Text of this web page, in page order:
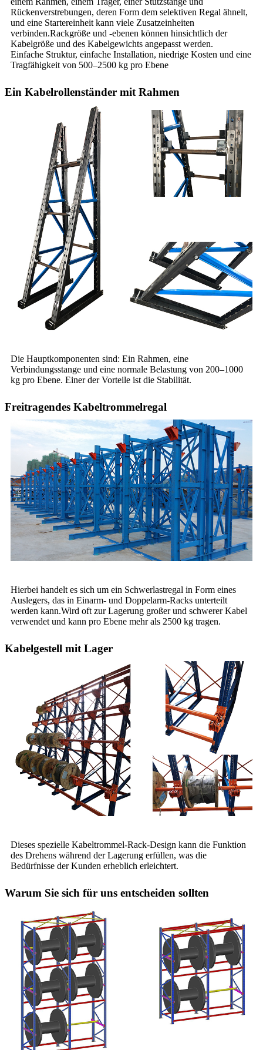
Rückenverstrebungen, deren Form dem selektiven Regal ähnelt,
und eine Startereinheit kann viele Zusatzeinheiten
verbinden.Rackgröße und -ebenen können hinsichtlich der
Kabelgröße und des Kabelgewichts angepasst werden.
Einfache Struktur, einfache Installation, niedrige Kosten und eine
Tragfähigkeit von 500–2500 kg pro Ebene
Ein Kabelrollenständer mit Rahmen
Die Hauptkomponenten sind: Ein Rahmen, eine
Verbindungsstange und eine normale Belastung von 200–1000
kg pro Ebene. Einer der Vorteile ist die Stabilität.
Freitragendes Kabeltrommelregal
Hierbei handelt es sich um ein Schwerlastregal in Form eines
Auslegers, das in Einarm- und Doppelarm-Racks unterteilt
werden kann.Wird oft zur Lagerung großer und schwerer Kabel
verwendet und kann pro Ebene mehr als 2500 kg tragen.
Kabelgestell mit Lager
Dieses spezielle Kabeltrommel-Rack-Design kann die Funktion
des Drehens während der Lagerung erfüllen, was die
Bedürfnisse der Kunden erheblich erleichtert.
Warum Sie sich für uns entscheiden sollten